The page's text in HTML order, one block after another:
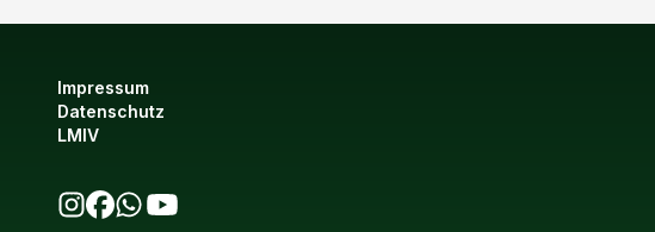
Impressum
Datenschutz
LMIV